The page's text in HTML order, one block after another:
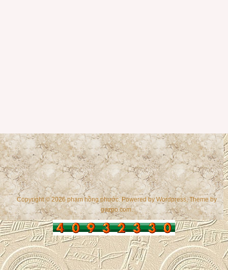
Copyright © 2026 phạm hồng phước. Powered byWordpress, Theme by
gazpo.com.